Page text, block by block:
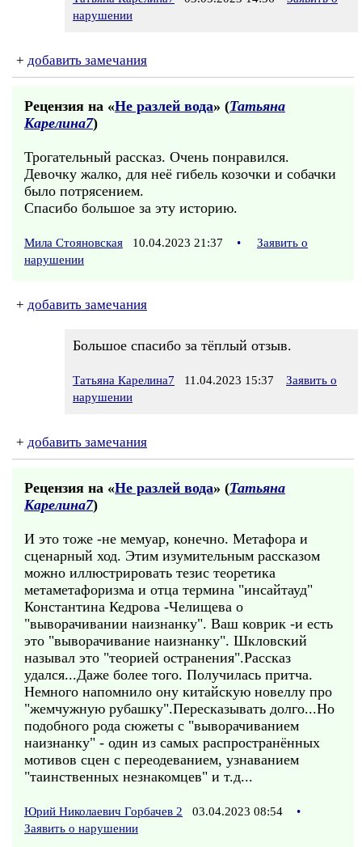
нарушении
+ добавить замечания
Рецензия на «Не разлей вода» (Татьяна
Карелина7)
Трогательный рассказ. Очень понравился.
Девочку жалко, для неё гибель козочки и собачки
было потрясением.
Спасибо большое за эту историю.
Мила Стояновская 10.04.2023 21:37 •
Заявить о
нарушении
+ добавить замечания
Большое спасибо за тёплый отзыв.
Татьяна Карелина7 11.04.2023 15:37
Заявить о
нарушении
+ добавить замечания
Рецензия на «Не разлей вода» (Татьяна
Карелина7)
И это тоже -не мемуар, конечно. Метафора и
сценарный ход. Этим изумительным рассказом
можно иллюстрировать тезис теоретика
метаметафоризма и отца термина "инсайтауд"
Константина Кедрова -Челищева о
"выворачивании наизнанку". Ваш коврик -и есть
это "выворачивание наизнанку". Шкловский
называл это "теорией остранения".Рассказ
удался...Даже более того. Получилась притча.
Немного напомнило ону китайскую новеллу про
"жемчужную рубашку".Пересказывать долго...Но
подобного рода сюжеты с "выворачиванием
наизнанку" - один из самых распространённых
мотивов сцен с переодеванием, узнаванием
"таинственных незнакомцев" и т.д...
Юрий Николаевич Горбачев 2 03.04.2023 08:54
•
Заявить о нарушении